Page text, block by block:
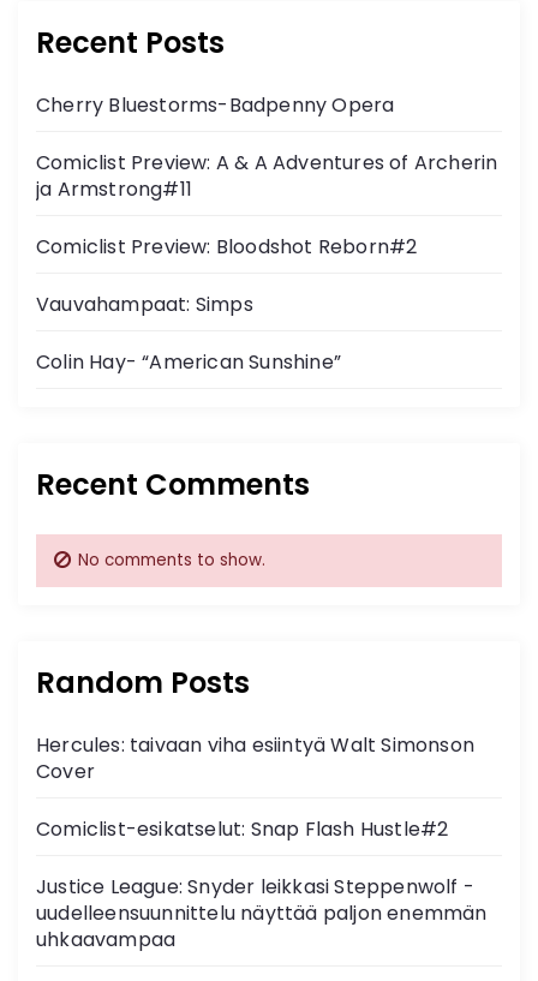
Recent Posts
Cherry Bluestorms-Badpenny Opera
Comiclist Preview: A & A Adventures of Archerin
ja Armstrong#11
Comiclist Preview: Bloodshot Reborn#2
Vauvahampaat: Simps
Colin Hay- “American Sunshine”
Recent Comments
No comments to show.
Random Posts
Hercules: taivaan viha esiintyä Walt Simonson
Cover
Comiclist-esikatselut: Snap Flash Hustle#2
Justice League: Snyder leikkasi Steppenwolf -
uudelleensuunnittelu näyttää paljon enemmän
uhkaavampaa